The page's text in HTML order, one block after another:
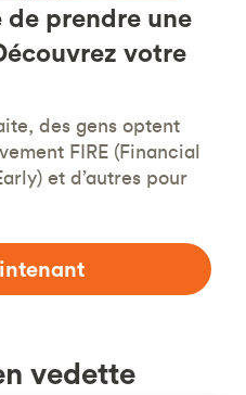
de prendre une
votre
des gens optent
FIRE (Financial
et d’autres pour
vedette